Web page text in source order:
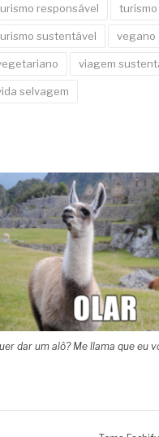
responsável turismo
sustentável vegano
viagem
selvagem
dar um alô? Me llama que eu